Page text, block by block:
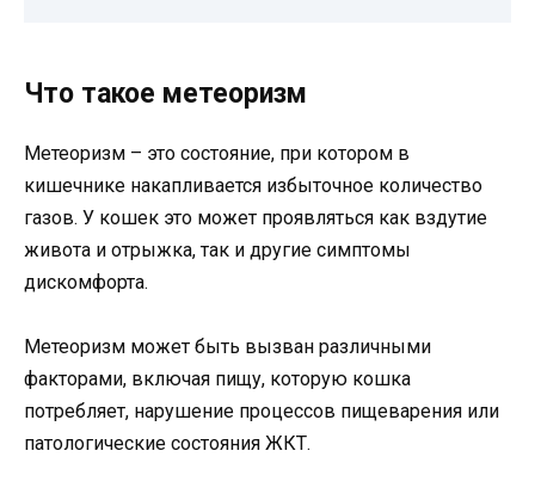
Что такое метеоризм
Метеоризм – это состояние, при котором в
кишечнике накапливается избыточное количество
газов. У кошек это может проявляться как вздутие
живота и отрыжка, так и другие симптомы
дискомфорта.
Метеоризм может быть вызван различными
факторами, включая пищу, которую кошка
потребляет, нарушение процессов пищеварения или
патологические состояния ЖКТ.